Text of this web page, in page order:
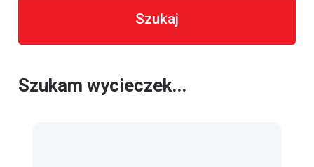
Szukaj
Szukam wycieczek...